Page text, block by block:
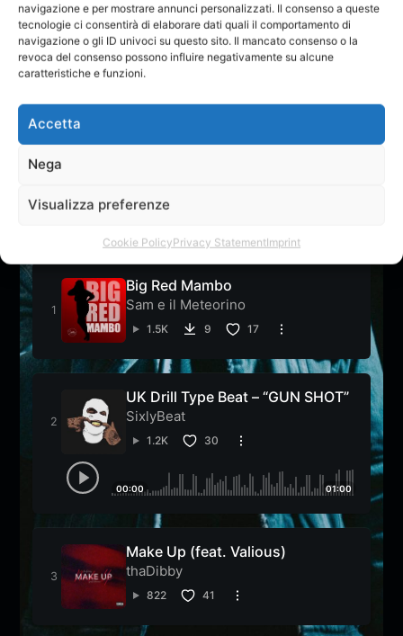
navigazione e per mostrare annunci personalizzati. Il consenso a queste
tecnologie ci consentirà di elaborare dati quali il comportamento di
navigazione o gli ID univoci su questo sito. Il mancato consenso o la
revoca del consenso possono influire negativamente su alcune
caratteristiche e funzioni.
Accetta
Nega
Visualizza preferenze
Cookie PolicyPrivacy StatementImprint
Redazione 7 mesi fa
Ben fatto!
Rendi virale il tuo brano/playlist/album entrando nelle
Big Red Mambo
Sam e il Meteorino
1.5K 9 17
UK Drill Type Beat – “GUN SHOT”
SixlyBeat
1.2K 30
00:00 01:00
Make Up (feat. Valious)
thaDibby
822 41